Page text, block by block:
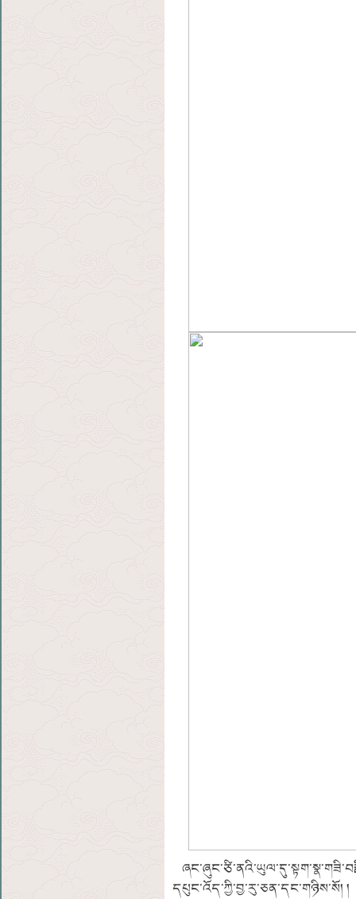
དཔུང་འོད་ཀྱི་བྱ་རུ་ཅན་དང་གཉིས་སོ། །